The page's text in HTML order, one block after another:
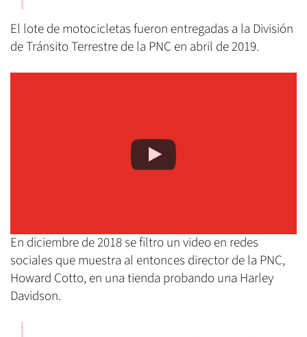
El lote de motocicletas fueron entregadas a la División
de Tránsito Terrestre de la PNC en abril de 2019.
En diciembre de 2018 se filtro un video en redes
sociales que muestra al entonces director de la PNC,
Howard Cotto, en una tienda probando una Harley
Davidson.